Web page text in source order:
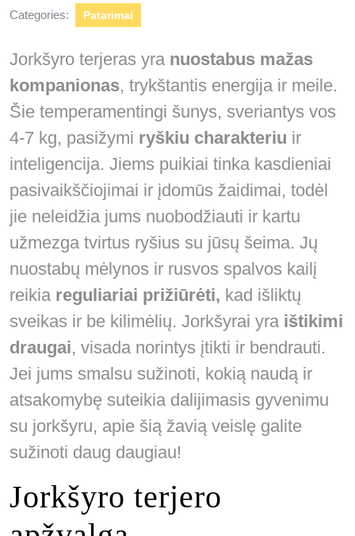
Categories: Patarimai
Jorkšyro terjeras yra nuostabus mažas
kompanionas, trykštantis energija ir meile.
Šie temperamentingi šunys, sveriantys vos
4-7 kg, pasižymi ryškiu charakteriu ir
inteligencija. Jiems puikiai tinka kasdieniai
pasivaikščiojimai ir įdomūs žaidimai, todėl
jie neleidžia jums nuobodžiauti ir kartu
užmezga tvirtus ryšius su jūsų šeima. Jų
nuostabų mėlynos ir rusvos spalvos kailį
reikia reguliariai prižiūrėti, kad išliktų
sveikas ir be kilimėlių. Jorkšyrai yra ištikimi
draugai, visada norintys įtikti ir bendrauti.
Jei jums smalsu sužinoti, kokią naudą ir
atsakomybę suteikia dalijimasis gyvenimu
su jorkšyru, apie šią žavią veislę galite
sužinoti daug daugiau!
Jorkšyro terjero